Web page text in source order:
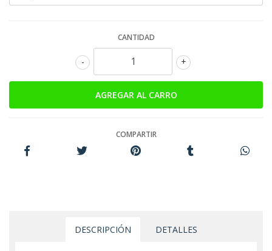
CANTIDAD
+
-
COMPARTIR
DESCRIPCIÓN DETALLES